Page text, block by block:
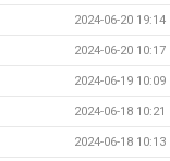
2024-06-20 19:14
2024-06-20 10:17
2024-06-19 10:09
2024-06-18 10:21
2024-06-18 10:13